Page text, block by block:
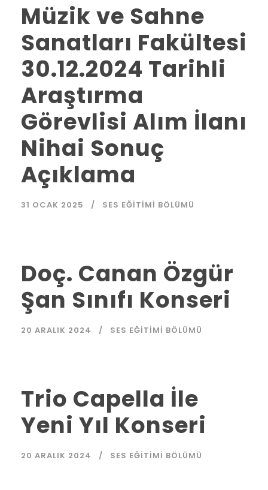
Müzik ve Sahne
Sanatları Fakültesi
30.12.2024 Tarihli
Araştırma
Görevlisi Alım İlanı
Nihai Sonuç
Açıklama
31 OCAK 2025 SES EĞITIMI BÖLÜMÜ
Doç. Canan Özgür
Şan Sınıfı Konseri
20 ARALIK 2024 SES EĞITIMI BÖLÜMÜ
Trio Capella İle
Yeni Yıl Konseri
20 ARALIK 2024 SES EĞITIMI BÖLÜMÜ